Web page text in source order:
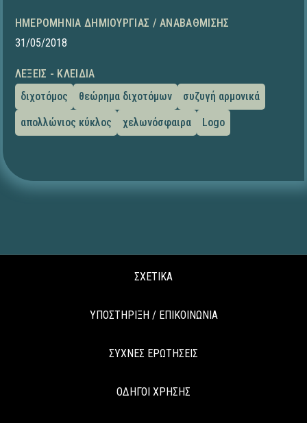
ΗΜΕΡΟΜΗΝΊΑ ΔΗΜΙΟΥΡΓΊΑΣ / ΑΝΑΒΆΘΜΙΣΗΣ
31/05/2018
ΛΈΞΕΙΣ - ΚΛΕΙΔΙΆ
διχοτόμος
θεώρημα διχοτόμων
συζυγή αρμονικά
απολλώνιος κύκλος
χελωνόσφαιρα Logo
ΣΧΕΤΙΚΑ
ΥΠΟΣΤΗΡΙΞΗ / ΕΠΙΚΟΙΝΩΝΙΑ
ΣΥΧΝΕΣ ΕΡΩΤΗΣΕΙΣ
ΟΔΗΓΟΙ ΧΡΗΣΗΣ